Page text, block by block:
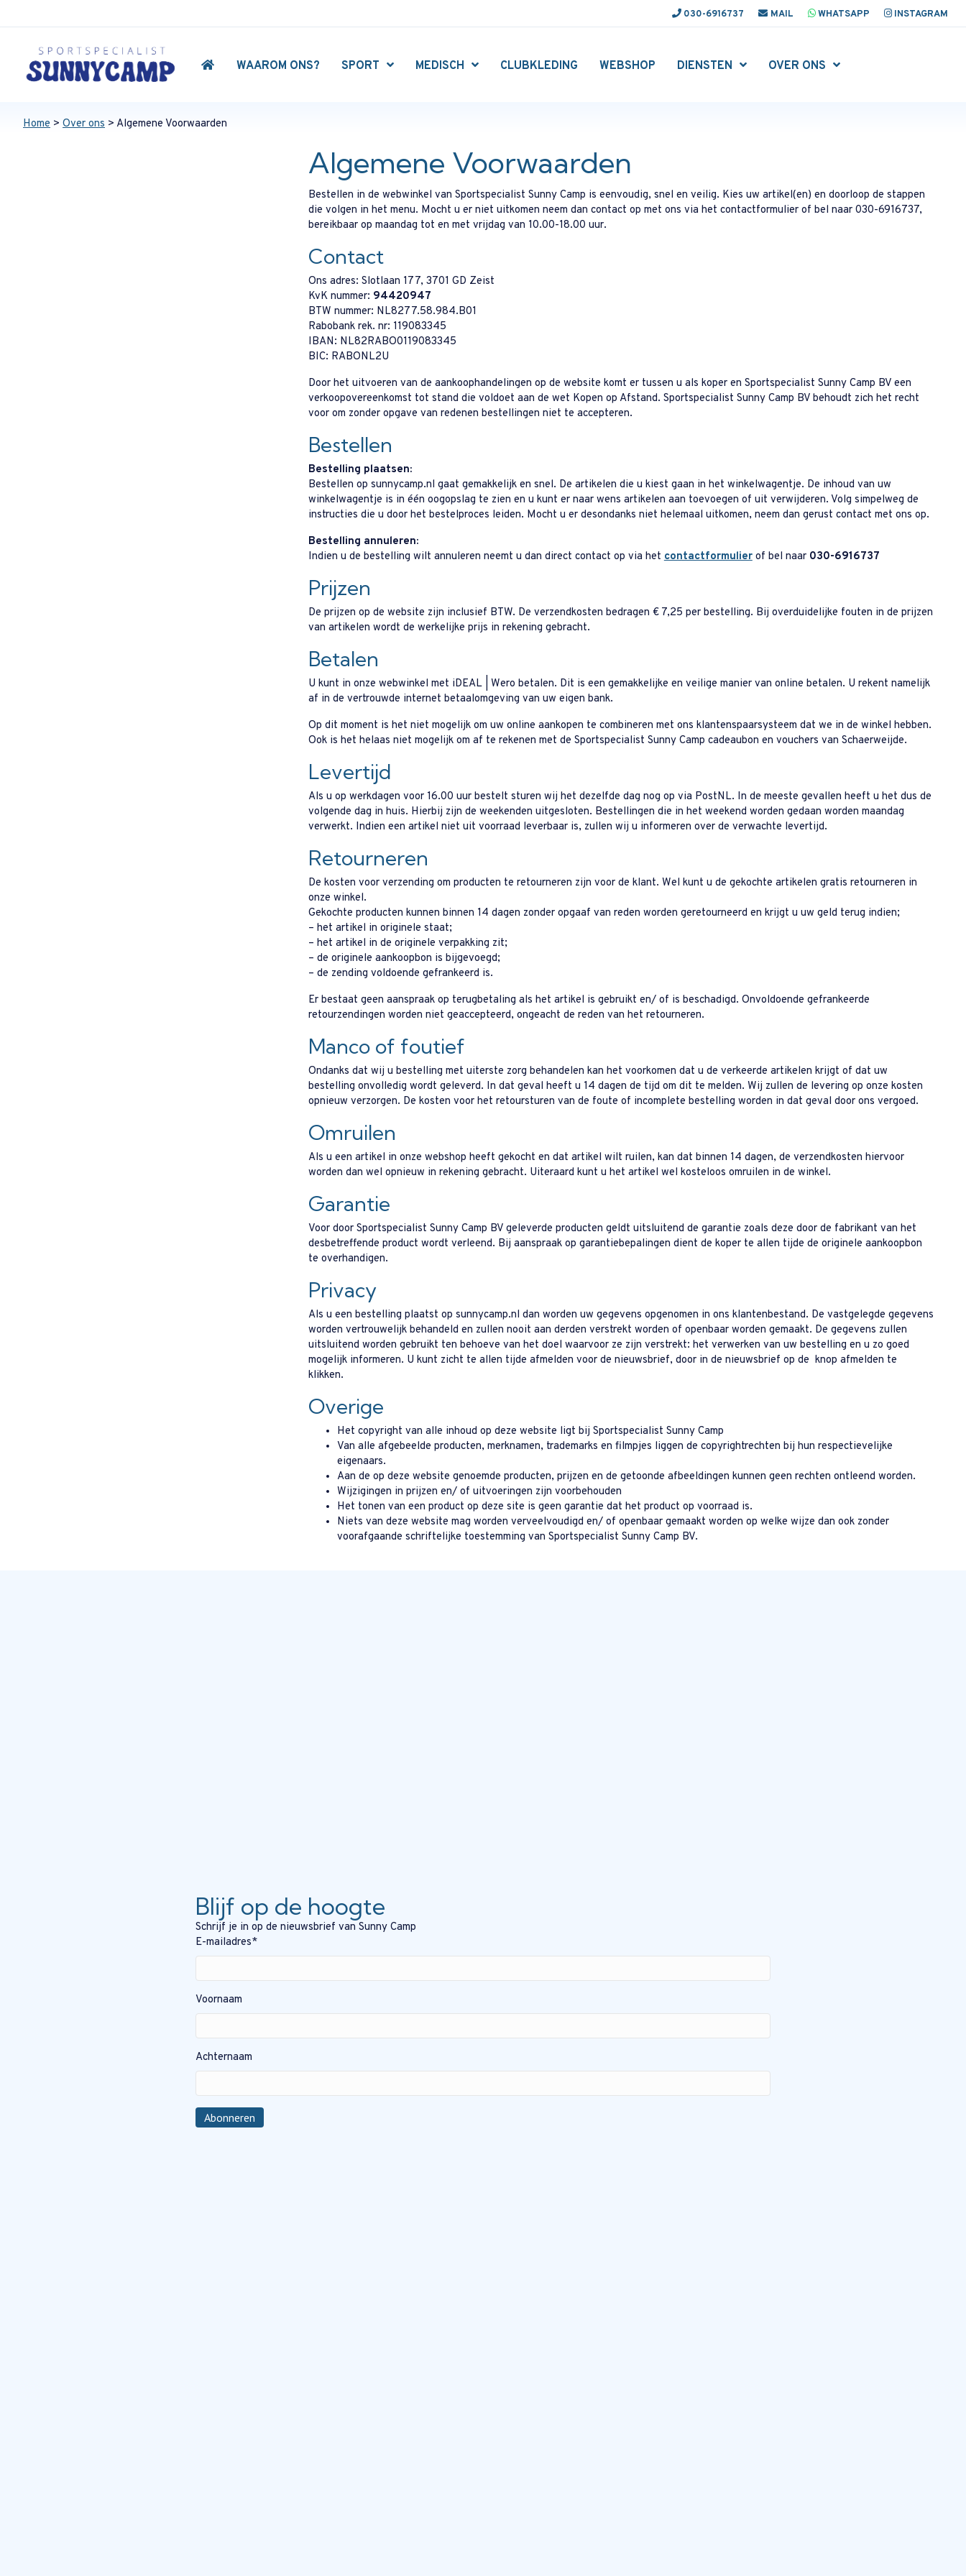
030-6916737 MAIL WHATSAPP INSTAGRAM
WAAROM ONS? SPORT MEDISCH CLUBKLEDING WEBSHOP DIENSTEN OVER ONS
Home > Over ons > Algemene Voorwaarden
Algemene Voorwaarden
Bestellen in de webwinkel van Sportspecialist Sunny Camp is eenvoudig, snel en veilig. Kies uw artikel(en) en doorloop de stappen
die volgen in het menu. Mocht u er niet uitkomen neem dan contact op met ons via het contactformulier of bel naar 030-6916737,
bereikbaar op maandag tot en met vrijdag van 10.00-18.00 uur.
Contact
Ons adres: Slotlaan 177, 3701 GD Zeist
KvK nummer: 94420947
BTW nummer: NL8277.58.984.B01
Rabobank rek. nr: 119083345
IBAN: NL82RABO0119083345
BIC: RABONL2U
Door het uitvoeren van de aankoophandelingen op de website komt er tussen u als koper en Sportspecialist Sunny Camp BV een
verkoopovereenkomst tot stand die voldoet aan de wet Kopen op Afstand. Sportspecialist Sunny Camp BV behoudt zich het recht
voor om zonder opgave van redenen bestellingen niet te accepteren.
Bestellen
Bestelling plaatsen:
Bestellen op sunnycamp.nl gaat gemakkelijk en snel. De artikelen die u kiest gaan in het winkelwagentje. De inhoud van uw
winkelwagentje is in één oogopslag te zien en u kunt er naar wens artikelen aan toevoegen of uit verwijderen. Volg simpelweg de
instructies die u door het bestelproces leiden. Mocht u er desondanks niet helemaal uitkomen, neem dan gerust contact met ons op.
Bestelling annuleren:
Indien u de bestelling wilt annuleren neemt u dan direct contact op via het contactformulierof bel naar 030-6916737
Prijzen
De prijzen op de website zijn inclusief BTW. De verzendkosten bedragen € 7,25 per bestelling. Bij overduidelijke fouten in de prijzen
van artikelen wordt de werkelijke prijs in rekening gebracht.
Betalen
U kunt in onze webwinkel met iDEAL | Wero betalen. Dit is een gemakkelijke en veilige manier van online betalen. U rekent namelijk
af in de vertrouwde internet betaalomgeving van uw eigen bank.
Op dit moment is het niet mogelijk om uw online aankopen te combineren met ons klantenspaarsysteem dat we in de winkel hebben.
Ook is het helaas niet mogelijk om af te rekenen met de Sportspecialist Sunny Camp cadeaubon en vouchers van Schaerweijde.
Levertijd
Als u op werkdagen voor 16.00 uur bestelt sturen wij het dezelfde dag nog op via PostNL. In de meeste gevallen heeft u het dus de
volgende dag in huis. Hierbij zijn de weekenden uitgesloten. Bestellingen die in het weekend worden gedaan worden maandag
verwerkt. Indien een artikel niet uit voorraad leverbaar is, zullen wij u informeren over de verwachte levertijd.
Retourneren
De kosten voor verzending om producten te retourneren zijn voor de klant. Wel kunt u de gekochte artikelen gratis retourneren in
onze winkel.
Gekochte producten kunnen binnen 14 dagen zonder opgaaf van reden worden geretourneerd en krijgt u uw geld terug indien;
– het artikel in originele staat;
– het artikel in de originele verpakking zit;
– de originele aankoopbon is bijgevoegd;
– de zending voldoende gefrankeerd is.
Er bestaat geen aanspraak op terugbetaling als het artikel is gebruikt en/ of is beschadigd. Onvoldoende gefrankeerde
retourzendingen worden niet geaccepteerd, ongeacht de reden van het retourneren.
Manco of foutief
Ondanks dat wij u bestelling met uiterste zorg behandelen kan het voorkomen dat u de verkeerde artikelen krijgt of dat uw
bestelling onvolledig wordt geleverd. In dat geval heeft u 14 dagen de tijd om dit te melden. Wij zullen de levering op onze kosten
opnieuw verzorgen. De kosten voor het retoursturen van de foute of incomplete bestelling worden in dat geval door ons vergoed.
Omruilen
Als u een artikel in onze webshop heeft gekocht en dat artikel wilt ruilen, kan dat binnen 14 dagen, de verzendkosten hiervoor
worden dan wel opnieuw in rekening gebracht. Uiteraard kunt u het artikel wel kosteloos omruilen in de winkel.
Garantie
Voor door Sportspecialist Sunny Camp BV geleverde producten geldt uitsluitend de garantie zoals deze door de fabrikant van het
desbetreffende product wordt verleend. Bij aanspraak op garantiebepalingen dient de koper te allen tijde de originele aankoopbon
te overhandigen.
Privacy
Als u een bestelling plaatst op sunnycamp.nl dan worden uw gegevens opgenomen in ons klantenbestand. De vastgelegde gegevens
worden vertrouwelijk behandeld en zullen nooit aan derden verstrekt worden of openbaar worden gemaakt. De gegevens zullen
uitsluitend worden gebruikt ten behoeve van het doel waarvoor ze zijn verstrekt: het verwerken van uw bestelling en u zo goed
mogelijk informeren. U kunt zicht te allen tijde afmelden voor de nieuwsbrief, door in de nieuwsbrief op de knop afmelden te
klikken.
Overige
Het copyright van alle inhoud op deze website ligt bij Sportspecialist Sunny Camp
Van alle afgebeelde producten, merknamen, trademarks en filmpjes liggen de copyrightrechten bij hun respectievelijke
eigenaars.
Aan de op deze website genoemde producten, prijzen en de getoonde afbeeldingen kunnen geen rechten ontleend worden.
Wijzigingen in prijzen en/ of uitvoeringen zijn voorbehouden
Het tonen van een product op deze site is geen garantie dat het product op voorraad is.
Niets van deze website mag worden verveelvoudigd en/ of openbaar gemaakt worden op welke wijze dan ook zonder
voorafgaande schriftelijke toestemming van Sportspecialist Sunny Camp BV.
Blijf op de hoogte
Schrijf je in op de nieuwsbrief van Sunny Camp
E-mailadres*
Voornaam
Achternaam
Abonneren